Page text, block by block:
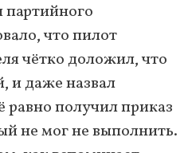
партийного
что пилот
чётко доложил, что
и даже назвал
равно получил приказ
не мог не выполнить.